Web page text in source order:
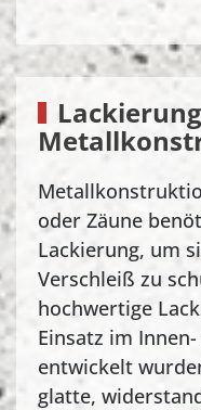
oder Zäune
Lackierung, um
Verschleiß zu
hochwertige
Einsatz im
entwickelt
glatte,